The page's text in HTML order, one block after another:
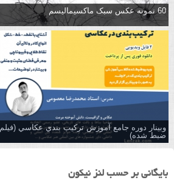
60 نمونه عکس سبک ماکسیمالیسم
وبینار دوره جامع آموزش تركيب بندي عكاسي (فیلم
ضبط شده)
بایگانی بر حسب لنز نیکون